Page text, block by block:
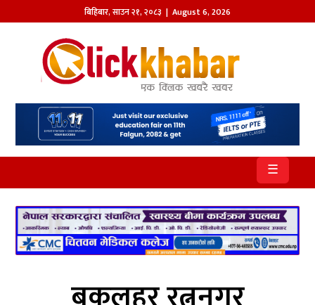
बिहिबार,साउन२१,२०८३ | August 6, 2026
होमपेज
समाज
प्रदेश
आजको
पत्रिका
सम्पादकीय
☰